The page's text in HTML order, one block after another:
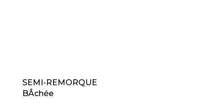
SEMI-REMORQUE
BÂchée